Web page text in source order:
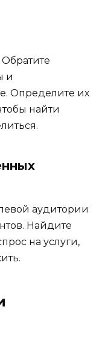
и
Определите их
найти
аудитории
Найдите
на услуги,